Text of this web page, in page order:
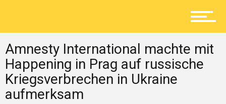
Lokal
Ratgeber
Amnesty International machte mit
Happening in Prag auf russische
Kriegsverbrechen in Ukraine
aufmerksam